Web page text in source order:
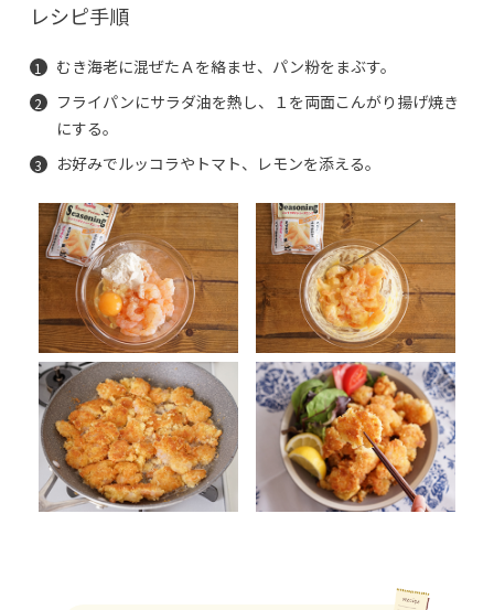
レシピ手順
むき海老に混ぜたＡを絡ませ、パン粉をまぶす。
フライパンにサラダ油を熱し、１を両面こんがり揚げ焼き
にする。
お好みでルッコラやトマト、レモンを添える。